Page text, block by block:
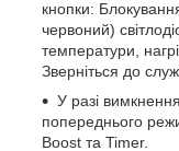
кнопки:
червоний)
температури,
Зверніться до
У разі
попереднього
Boost та Timer.